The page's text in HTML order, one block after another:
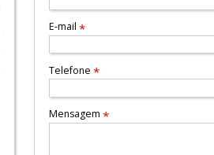
E-mail *
Telefone *
Mensagem *